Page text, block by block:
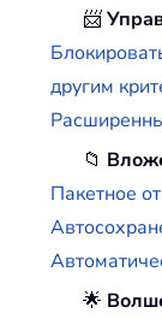
📨
другим
📁
Пакетное
🌟